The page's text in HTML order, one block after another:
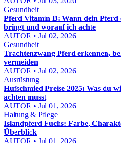
Gesundheit
Pferd Vitamin B: Wann dein Pferd
bringt und worauf ich achte
AUTOR • Jul 02, 2026
Gesundheit
Trachtenzwang Pferd erkennen,
vermeiden
AUTOR • Jul 02, 2026
Ausrüstung
Hufschmied Preise 2025: Was du
achten musst
AUTOR • Jul 01, 2026
Haltung & Pflege
Islandpferd Fuchs: Farbe,
Überblick
AUTOR • Jul 01, 2026